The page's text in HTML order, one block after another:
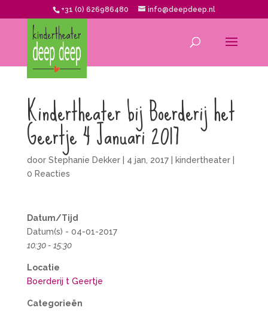
+31 (0) 626986480 info@deepdeep.nl
Kindertheater bij Boerderij het
Geertje 4 Januari 2017
door Stephanie Dekker| 4 jan, 2017| kindertheater|
0 Reacties
Datum/Tijd
Datum(s) - 04-01-2017
10:30 - 15:30
Locatie
Boerderij t Geertje
Categorieën